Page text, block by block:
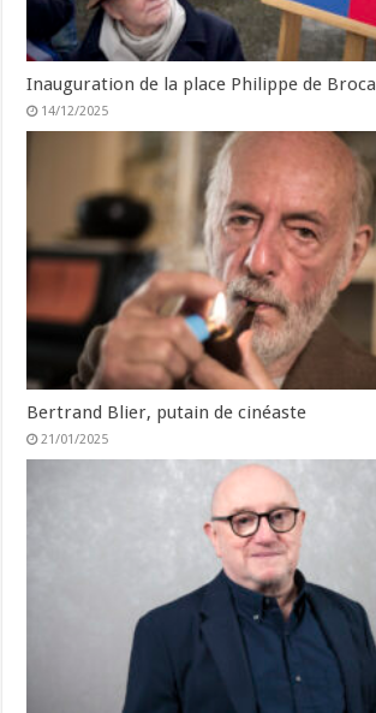
Inauguration de la place Philippe de Broca
14/12/2025
Bertrand Blier, putain de cinéaste
21/01/2025